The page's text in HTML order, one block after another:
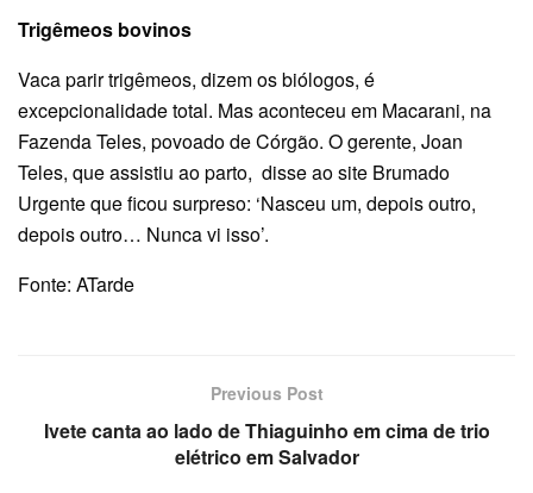
Trigêmeos bovinos
Vaca parir trigêmeos, dizem os biólogos, é
excepcionalidade total. Mas aconteceu em Macarani, na
Fazenda Teles, povoado de Córgão. O gerente, Joan
Teles, que assistiu ao parto, disse ao site Brumado
Urgente que ficou surpreso: ‘Nasceu um, depois outro,
depois outro… Nunca vi isso’.
Fonte: ATarde
Previous Post
Ivete canta ao lado de Thiaguinho em cima de trio
elétrico em Salvador